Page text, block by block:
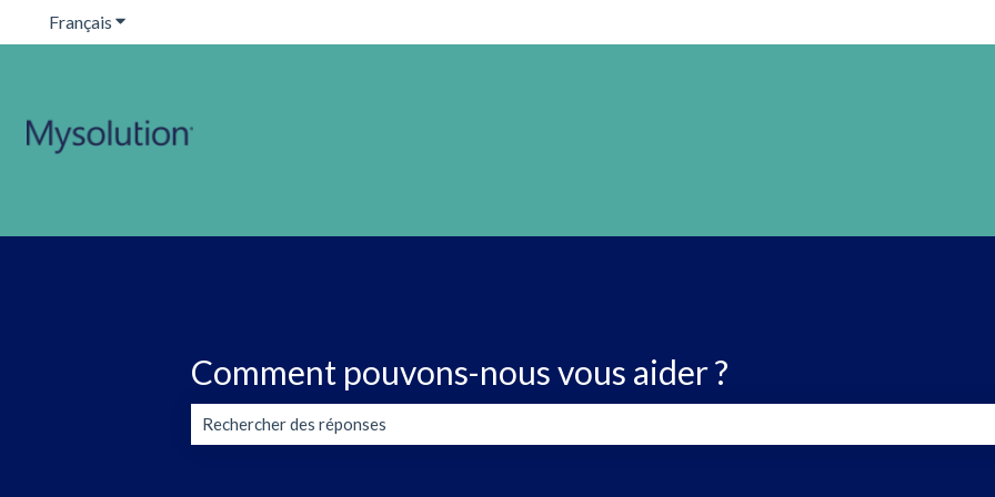
Français Afficher le sous-menu pour les traductions
Comment pouvons-nous vous aider ?